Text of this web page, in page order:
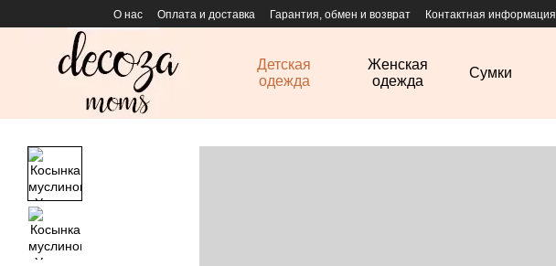
Перейти к основному контенту
О нас Оплата и доставка Гарантия, обмен и возврат Контактная информация
Детская
одежда
Женская
одежда
Сумки